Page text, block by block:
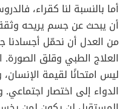
أما بالنسبة لنا كقراء،
أن يبحث عن جسم يريحه
من العدل أن نحمّل أجسادنا
العلاج الطبي وقلق
ليس امتحانًا لقيمة
الدواء إلى اختصار